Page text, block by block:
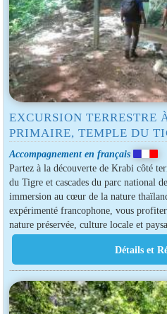
EXCURSION TERRESTRE
PRIMAIRE, TEMPLE DU
Accompagnement en français
Partez à la découverte de Krabi côté
du Tigre et cascades du parc national
immersion au cœur de la nature
expérimenté francophone, vous
nature préservée, culture locale et